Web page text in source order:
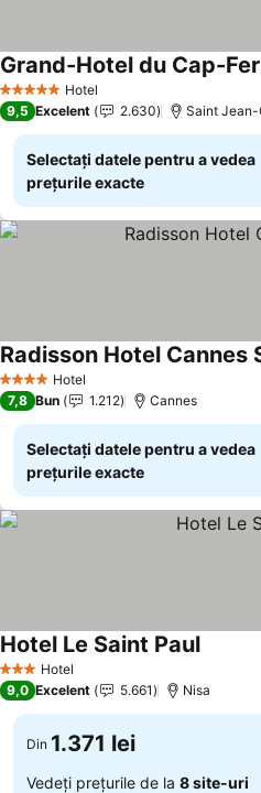
5 Stele Hotel
Grand-Hotel du Cap-
9,5 Excelent 2.630 Saint Jean-
Selectați datele pentru a vedea
prețurile exacte
4 Stele Hotel
Radisson Hotel Cannes
7,8 Bun 1.212 Cannes
Selectați datele pentru a vedea
prețurile exacte
3 SteleHotel
Hotel Le Saint PaulVedeți
9,0 Excelent 5.661 Nisa
Din 1.371 lei
Vedeți prețurile de la 8 site-uri